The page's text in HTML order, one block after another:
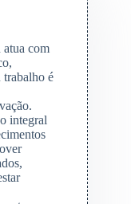
com
trabalho é
integral